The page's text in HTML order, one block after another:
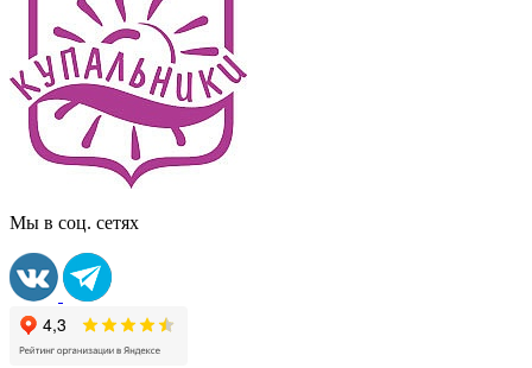
Мы в соц. сетях